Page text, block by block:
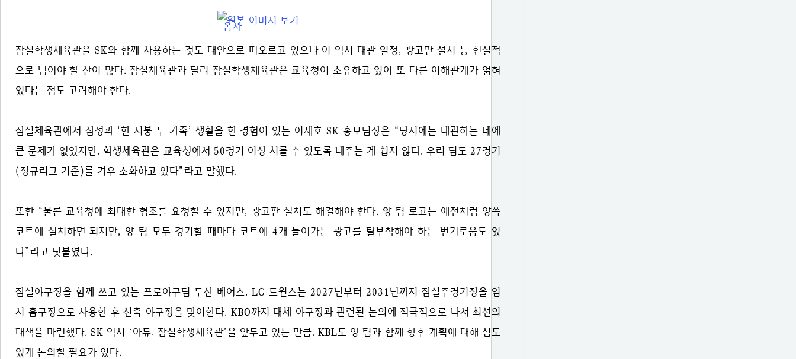
잠실학생체육관을 SK와 함께 사용하는 것도 대안으로 떠오르고 있으나 이 역시 대관 일정, 광고판 설치 등 현실적
으로 넘어야 할 산이 많다. 잠실체육관과 달리 잠실학생체육관은 교육청이 소유하고 있어 또 다른 이해관계가 얽혀
있다는 점도 고려해야 한다.
잠실체육관에서 삼성과 ‘한 지붕 두 가족’ 생활을 한 경험이 있는 이재호 SK 홍보팀장은 “당시에는 대관하는 데에
큰 문제가 없었지만, 학생체육관은 교육청에서 50경기 이상 치를 수 있도록 내주는 게 쉽지 않다. 우리 팀도 27경기
(정규리그 기준)를 겨우 소화하고 있다”라고 말했다.
또한 “물론 교육청에 최대한 협조를 요청할 수 있지만, 광고판 설치도 해결해야 한다. 양 팀 로고는 예전처럼 양쪽
코트에 설치하면 되지만, 양 팀 모두 경기할 때마다 코트에 4개 들어가는 광고를 탈부착해야 하는 번거로움도 있
다”라고 덧붙였다.
잠실야구장을 함께 쓰고 있는 프로야구팀 두산 베어스, LG 트윈스는 2027년부터 2031년까지 잠실주경기장을 임
시 홈구장으로 사용한 후 신축 야구장을 맞이한다. KBO까지 대체 야구장과 관련된 논의에 적극적으로 나서 최선의
대책을 마련했다. SK 역시 ‘아듀, 잠실학생체육관’을 앞두고 있는 만큼, KBL도 양 팀과 함께 향후 계획에 대해 심도
있게 논의할 필요가 있다.